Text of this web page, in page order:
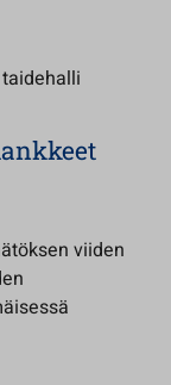
viiden